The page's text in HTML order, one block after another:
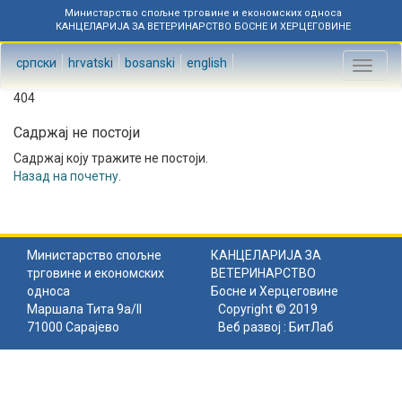
Министарство спољне трговине и економских односа
КАНЦЕЛАРИЈА ЗА ВЕТЕРИНАРСТВО БОСНЕ И ХЕРЦЕГОВИНЕ
српски hrvatski bosanski english
Toggle
404
Садржај не постоји
Садржај коју тражите не постоји.
Назад на почетну
Министарство спољне
трговине и економских
односа
КАНЦЕЛАРИЈА ЗА
ВЕТЕРИНАРСТВО
Босне и Херцеговине
Маршала Тита 9а/II
71000 Сарајево
Copyright © 2019
Веб развој : БитЛаб